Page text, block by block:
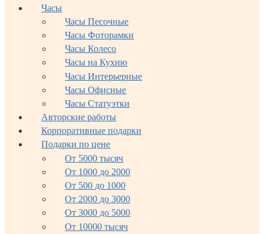
Часы
Часы Песочные
Часы Фоторамки
Часы Колесо
Часы на Кухню
Часы Интерьерные
Часы Офисные
Часы Статуэтки
Авторские работы
Корпоративные подарки
Подарки по цене
От 5000 тысяч
От 1000 до 2000
От 500 до 1000
От 2000 до 3000
От 3000 до 5000
От 10000 тысяч